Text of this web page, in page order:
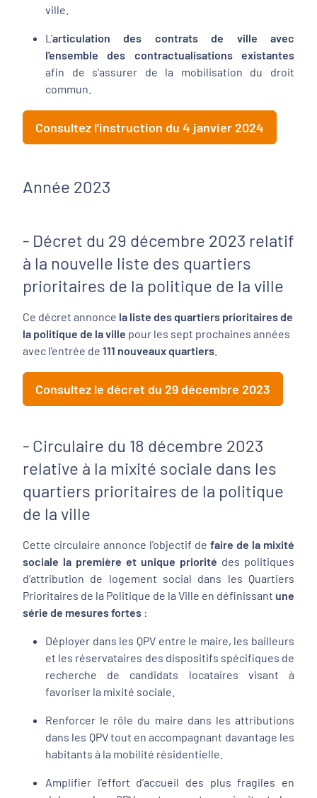
ville.
L'articulation des contrats de ville avec
l'ensemble des contractualisations existantes
afin de s'assurer de la mobilisation du droit
commun.
Consultez l'instruction du 4 janvier 2024
Année 2023
- Décret du 29 décembre 2023 relatif
à la nouvelle liste des quartiers
prioritaires de la politique de la ville
Ce décret annonce la liste des quartiers prioritairesde
la politique de la ville pour les sept prochaines années
avec l'entrée de 111 nouveaux quartiers
Consultez le décret du 29 décembre 2023
- Circulaire du 18 décembre 2023
relative à la mixité sociale dans les
quartiers prioritaires de la politique
de la ville
Cette circulaire annonce l'objectif de faire de la mixité
sociale la première et unique priorité des politiques
d’attribution de logement social dans les Quartiers
Prioritaires de la Politique de la Ville en définissant une
série de mesures fortes :
Déployer dans les QPV entre le maire, les bailleurs
et les réservataires des dispositifs spécifiques de
recherche de candidats locataires visant à
favoriser la mixité sociale.
Renforcer le rôle du maire dans les attributions
dans les QPV tout en accompagnant davantage les
habitants à la mobilité résidentielle.
Amplifier l’effort d’accueil des plus fragiles en